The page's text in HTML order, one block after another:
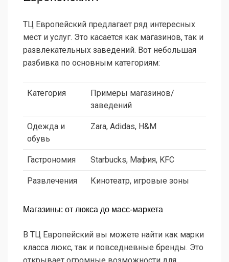
ТЦ Европейский предлагает ряд интересных
мест и услуг. Это касается как магазинов, так и
развлекательных заведений. Вот небольшая
разбивка по основным категориям:
Категория
Примеры магазинов/
заведений
Одежда и
обувь
Zara, Adidas, H&M
Гастрономия Starbucks, Мафия, KFC
Развлечения Кинотеатр, игровые зоны
Магазины: от люкса до масс-маркета
В ТЦ Европейский вы можете найти как марки
класса люкс, так и повседневные бренды. Это